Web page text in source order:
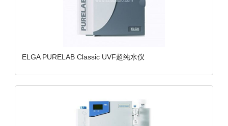
ELGA PURELAB Classic UVF超纯水仪